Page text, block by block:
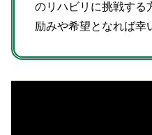
のリハビリに挑戦する
励みや希望となれば幸